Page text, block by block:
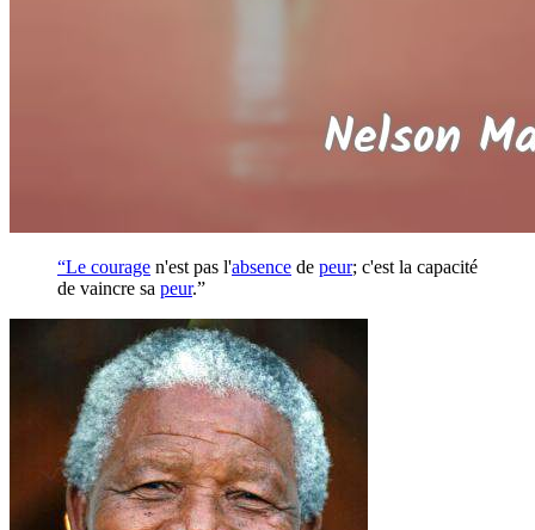
“Le courage n'est pas l'absence de peur; c'est la capacité
de vaincre sa peur.”